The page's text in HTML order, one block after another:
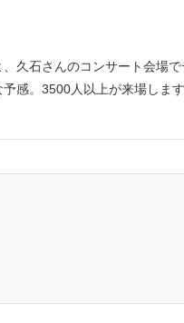
久石さんのコンサート会場で
感。3500人以上が来場します